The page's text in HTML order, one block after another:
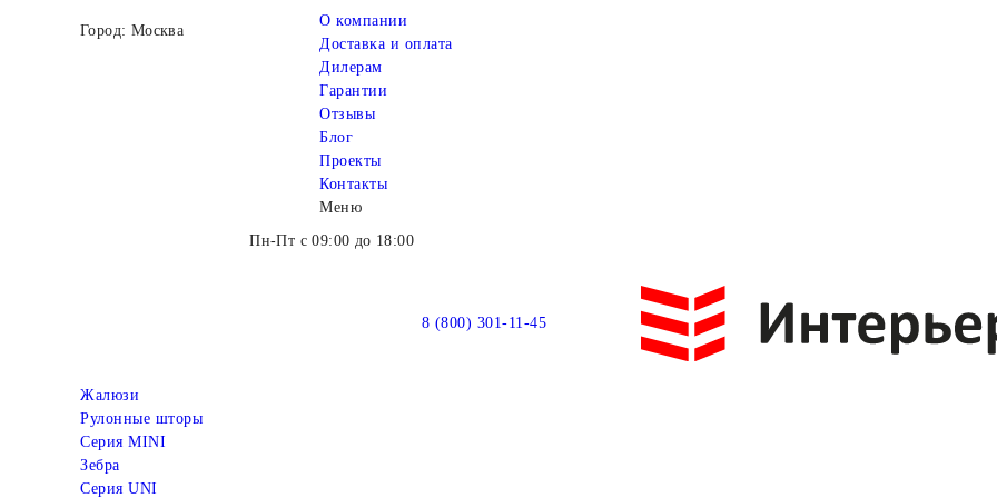
Город: Москва
О компании
Доставка и оплата
Дилерам
Гарантии
Отзывы
Блог
Проекты
Контакты
Меню
Пн-Пт с 09:00 до 18:00
8 (800) 301-11-45
Жалюзи
Рулонные шторы
Серия MINI
Зебра
Серия UNI